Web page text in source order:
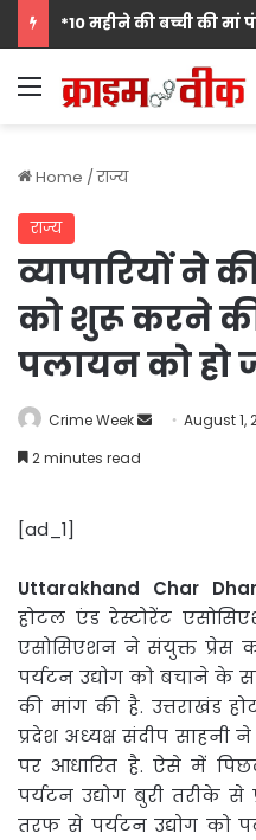
Menu
Home /राज्य
राज्य
व्यापारियों ने
को शुरू करने
पलायन को हो
Crime Week
SendAugust 1,
2 minutes read
[ad_1]
Uttarakhand Char
होटल एंड रेस्टोरेंट
एसोसिएशन ने संयुक्त प्रेस
पर्यटन उद्योग को बचाने के
की मांग की है. उत्तराखंड
प्रदेश अध्यक्ष संदीप साहनी ने
पर आधारित है. ऐसे में
पर्यटन उद्योग बुरी तरीके से
तरफ से पर्यटन उद्योग को